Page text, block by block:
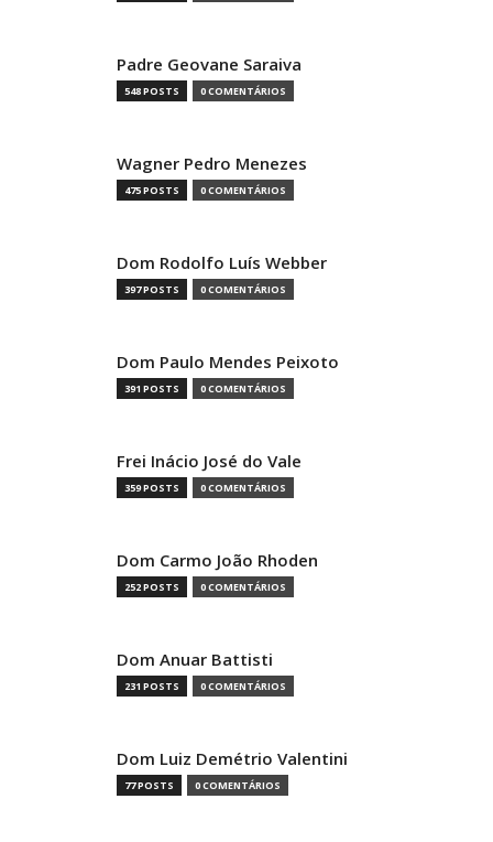
Padre Geovane Saraiva
548 POSTS 0 COMENTÁRIOS
Wagner Pedro Menezes
475 POSTS 0 COMENTÁRIOS
Dom Rodolfo Luís Webber
397 POSTS 0 COMENTÁRIOS
Dom Paulo Mendes Peixoto
391 POSTS 0 COMENTÁRIOS
Frei Inácio José do Vale
359 POSTS 0 COMENTÁRIOS
Dom Carmo João Rhoden
252 POSTS 0 COMENTÁRIOS
Dom Anuar Battisti
231 POSTS 0 COMENTÁRIOS
Dom Luiz Demétrio Valentini
77 POSTS 0 COMENTÁRIOS